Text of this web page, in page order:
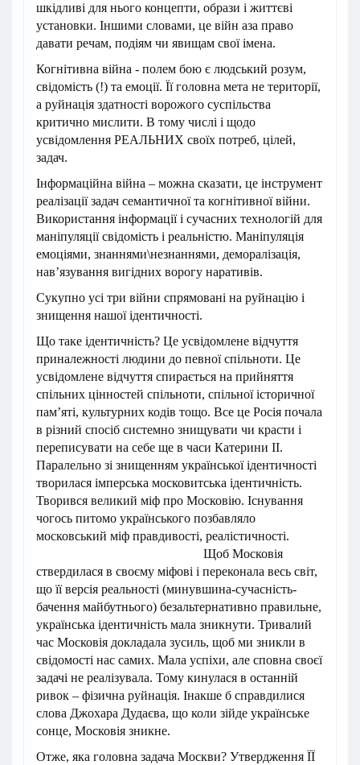
шкідливі для нього концепти, образи і життєві
установки. Іншими словами, це війн аза право
давати речам, подіям чи явищам свої імена.
Когнітивна війна - полем бою є людський розум,
свідомість (!) та емоції. Її головна мета не території,
а руйнація здатності ворожого суспільства
критично мислити. В тому числі і щодо
усвідомлення РЕАЛЬНИХ своїх потреб, цілей,
задач.
Інформаційна війна – можна сказати, це інструмент
реалізації задач семантичної та когнітивної війни.
Використання інформації і сучасних технологій для
маніпуляції свідомість і реальністю. Маніпуляція
емоціями, знаннями\незнаннями, деморалізація,
нав’язування вигідних ворогу наративів.
Сукупно усі три війни спрямовані на руйнацію і
знищення нашої ідентичності.
Що таке ідентичність? Це усвідомлене відчуття
приналежності людини до певної спільноти. Це
усвідомлене відчуття спирається на прийняття
спільних цінностей спільноти, спільної історичної
пам’яті, культурних кодів тощо. Все це Росія почала
в різний спосіб системно знищувати чи красти і
переписувати на себе ще в часи Катерини ІІ.
Паралельно зі знищенням української ідентичності
творилася імперська московитська ідентичність.
Творився великий міф про Московію. Існування
чогось питомо українського позбавляло
московський міф правдивості, реалістичності.
Щоб Московія
ствердилася в своєму міфові і переконала весь світ,
що її версія реальності (минувшина-сучасність-
бачення майбутнього) безальтернативно правильне,
українська ідентичність мала зникнути. Тривалий
час Московія докладала зусиль, щоб ми зникли в
свідомості нас самих. Мала успіхи, але сповна своєї
задачі не реалізувала. Тому кинулася в останній
ривок – фізична руйнація. Інакше б справдилися
слова Джохара Дудаєва, що коли зійде українське
сонце, Московія зникне.
Отже, яка головна задача Москви? Утвердження ЇЇ